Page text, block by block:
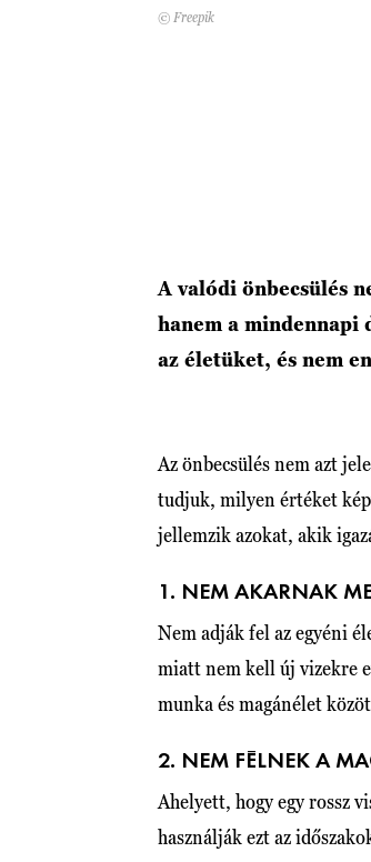
© Freepik
A valódi önbecsülés
hanem a
az életüket, és nem
Az önbecsülés nem azt
tudjuk, milyen értéket
jellemzik azokat, akik
1. NEM AKARNAK
Nem adják fel az egyéni
miatt nem kell új vizekre
munka és magánélet
2. NEM FÉLNEK A
Ahelyett, hogy egy rossz
használják ezt az